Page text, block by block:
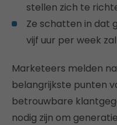
stellen zich te
Ze schatten in dat
vijf uur per week
Marketeers melden
belangrijkste punten
betrouwbare
nodig zijn om